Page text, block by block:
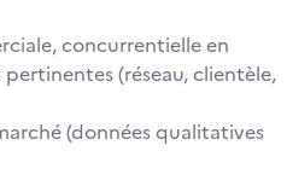
concurrentielle en
(réseau, clientèle,
(données qualitatives